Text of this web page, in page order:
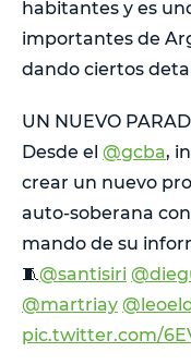
habitantes y es
importantes de
dando ciertos
UN NUEVO
Desde el @gcba,
crear un nuevo
auto-soberana
mando de su
🧵@santisiri
@martriay
pic.twitter.com/